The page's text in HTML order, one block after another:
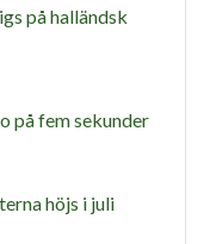
på halländsk
på fem sekunder
höjs i juli